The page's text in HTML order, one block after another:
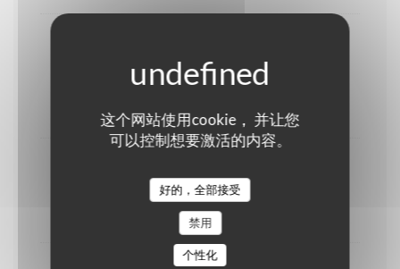
这个网站使用cookie， 并让您
可以控制想要激活的内容。
好的，全部接受
禁用
个性化
Côtes de Provence
27,00 EUR
Btl